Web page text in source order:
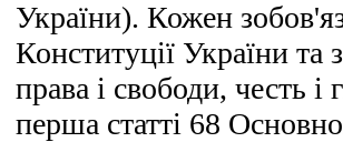
України). Кожен
Конституції України та
права і свободи, честь
перша статті 68